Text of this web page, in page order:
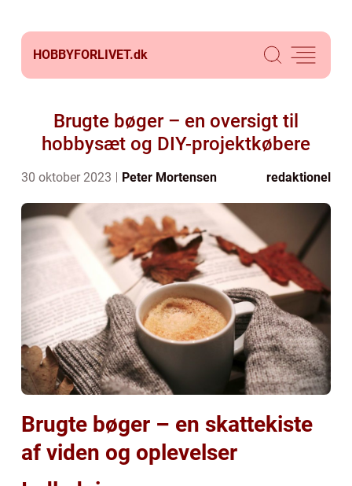
HOBBYFORLIVET.dk
Brugte bøger – en oversigt til
hobbysæt og DIY-projektkøbere
30 oktober 2023 Peter Mortensen redaktionel
Brugte bøger – en skattekiste
af viden og oplevelser